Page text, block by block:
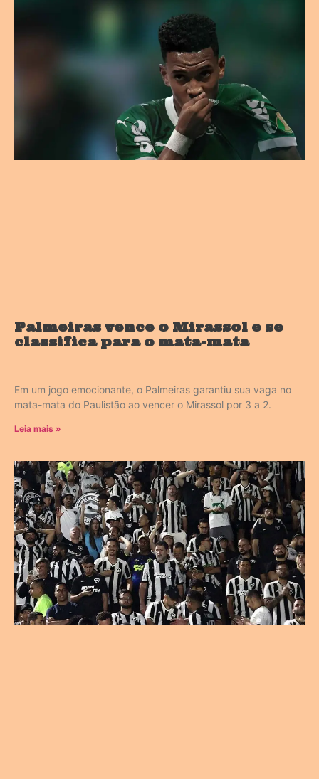
Palmeiras vence o Mirassol e se
classifica para o mata-mata
Em um jogo emocionante, o Palmeiras garantiu sua vaga no
mata-mata do Paulistão ao vencer o Mirassol por 3 a 2.
Leia mais »